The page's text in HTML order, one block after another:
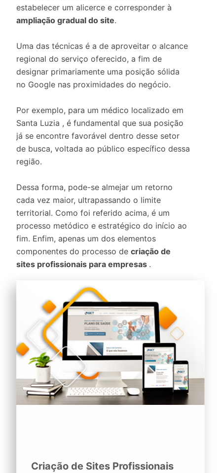
estabelecer um alicerce e corresponder à
ampliação gradual do site.
Uma das técnicas é a de aproveitar o alcance
regional do serviço oferecido, a fim de
designar primariamente uma posição sólida
no Google nas proximidades do negócio.
Por exemplo, para um médico localizado em
Santa Luzia , é fundamental que sua posição
já se encontre favorável dentro desse setor
de busca, voltada ao público específico dessa
região.
Dessa forma, pode-se almejar um retorno
cada vez maior, ultrapassando o limite
territorial. Como foi referido acima, é um
processo metódico e estratégico do início ao
fim. Enfim, apenas um dos elementos
componentes do processo de criação de
sites profissionais para empresas .
Criação de Sites Profissionais